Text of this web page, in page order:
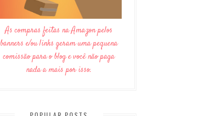
As compras feitas na Amazon pelos
banners e/ou links geram uma pequena
comissão para o blog e você não paga
nada a mais por isso.